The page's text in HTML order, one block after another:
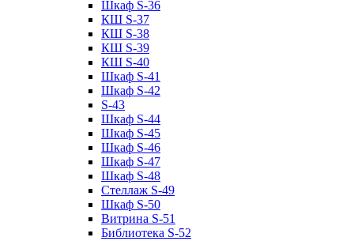
Шкаф S-36
КШ S-37
КШ S-38
КШ S-39
КШ S-40
Шкаф S-41
Шкаф S-42
S-43
Шкаф S-44
Шкаф S-45
Шкаф S-46
Шкаф S-47
Шкаф S-48
Стеллаж S-49
Шкаф S-50
Витрина S-51
Библиотека S-52